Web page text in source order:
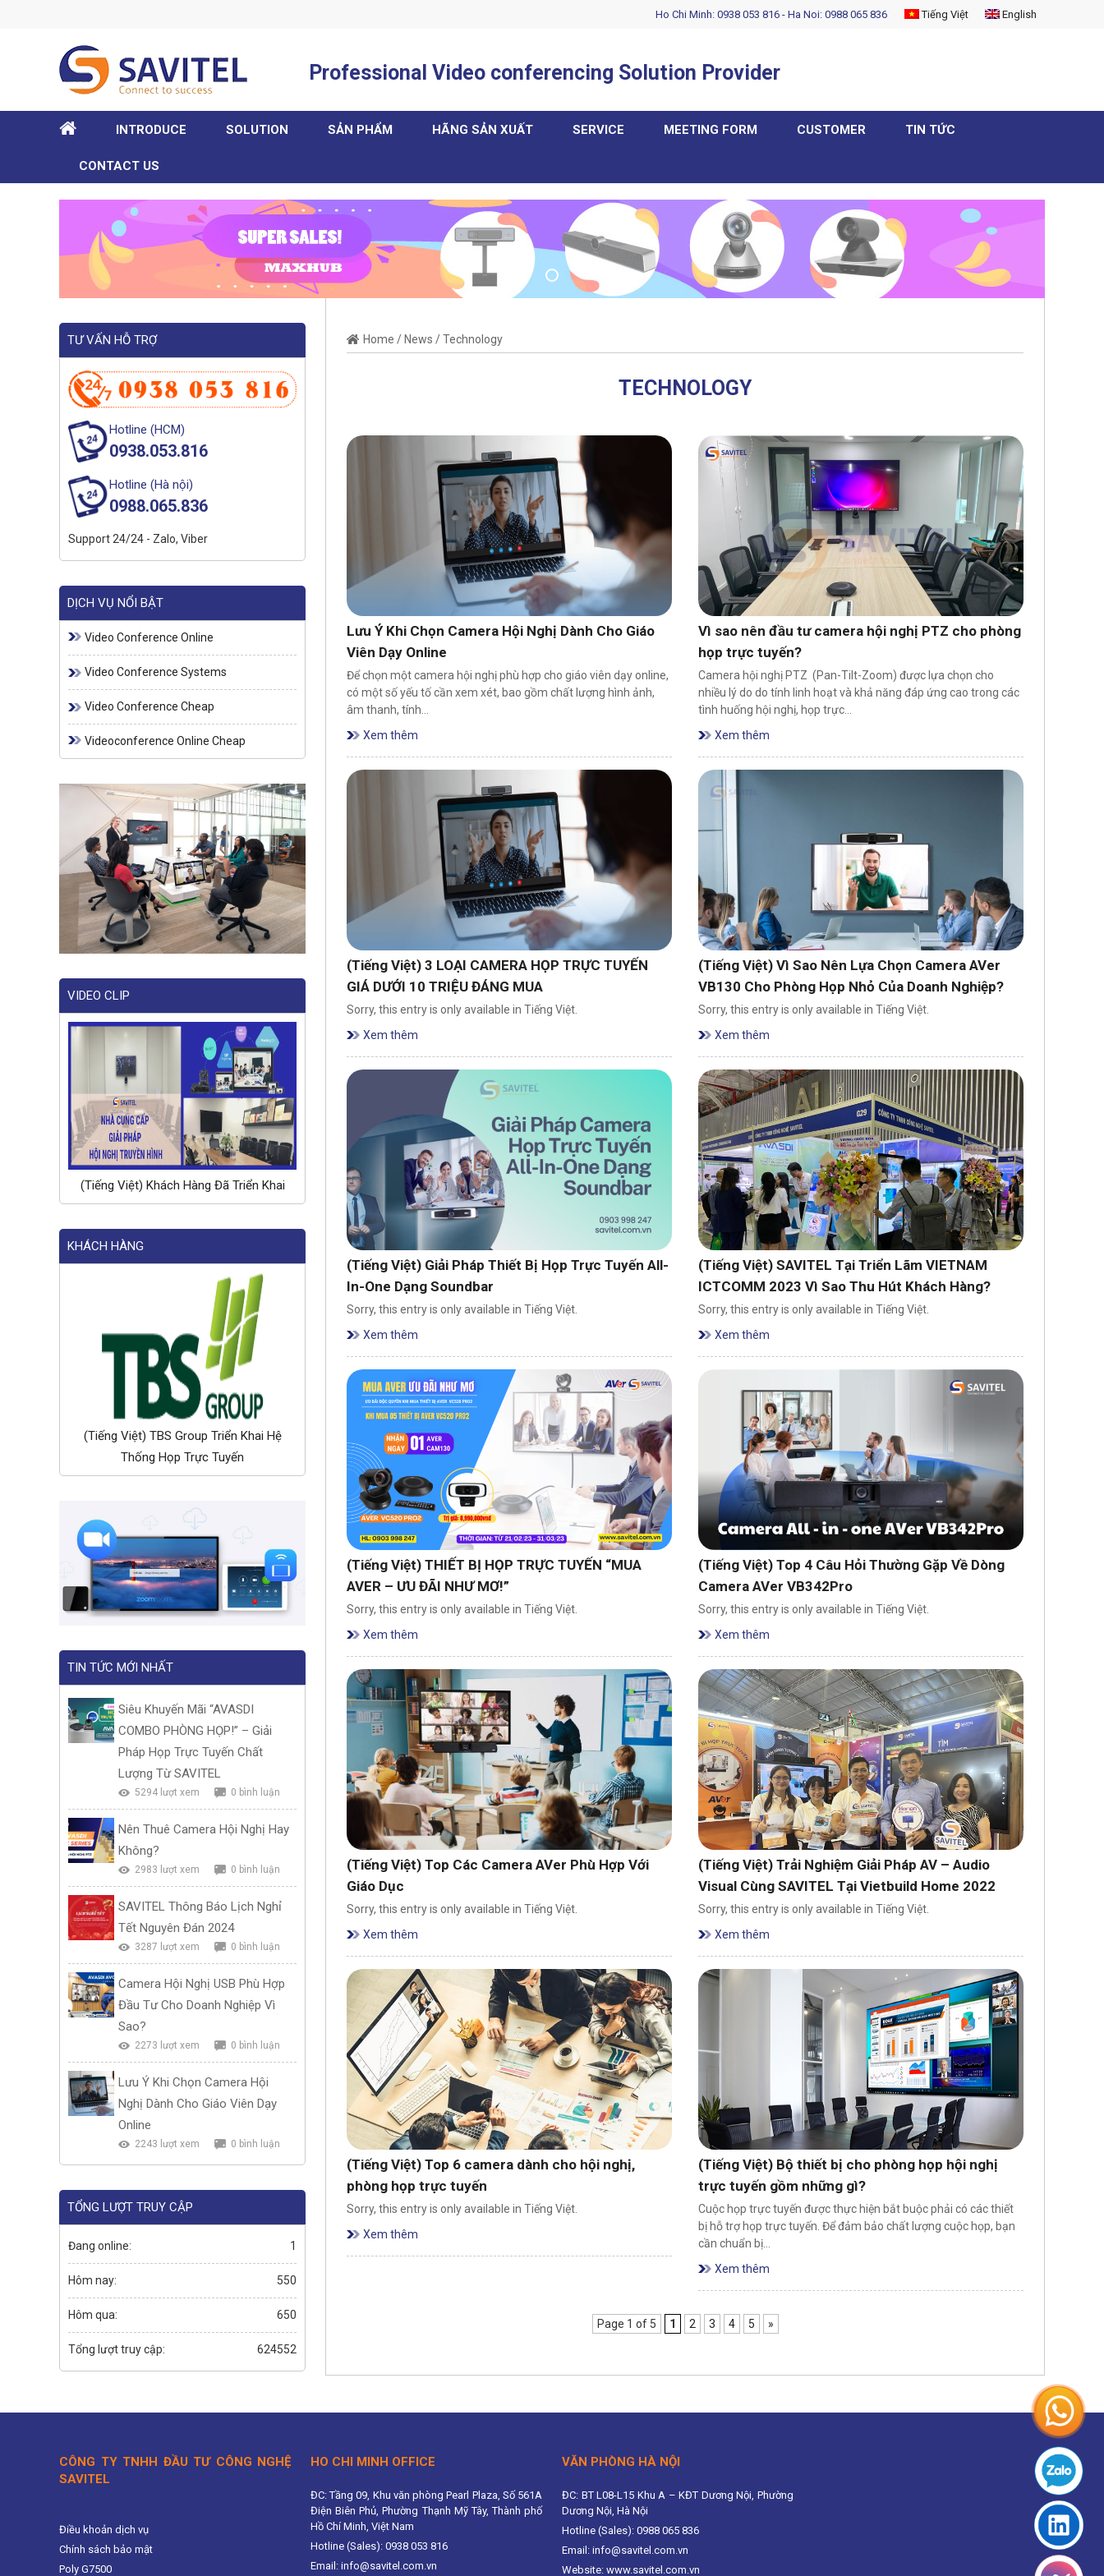
Ho Chi Minh: 0938 053 816 - Ha Noi: 0988 065 836 Tiếng Việt English
Professional Video conferencing Solution Provider
HOME INTRODUCE SOLUTION SẢN PHẨM HÃNG SẢN XUẤT SERVICE MEETING FORM CUSTOMER TIN TỨC
CONTACT US
TƯ VẤN HỖ TRỢ
Hotline (HCM)
0938.053.816
Hotline (Hà nội)
0988.065.836
Support 24/24 - Zalo, Viber
DỊCH VỤ NỔI BẬT
Video Conference Online
Video Conference Systems
Video Conference Cheap
Videoconference Online Cheap
VIDEO CLIP
(Tiếng Việt) Khách Hàng Đã Triển Khai
KHÁCH HÀNG
(Tiếng Việt) TBS Group Triển Khai Hệ
Thống Họp Trực Tuyến
TIN TỨC MỚI NHẤT
Siêu Khuyến Mãi “AVASDI
COMBO PHÒNG HỌP!” – Giải
Pháp Họp Trực Tuyến Chất
Lượng Từ SAVITEL
5294 lượt xem 0 bình luận
Nên Thuê Camera Hội Nghị Hay
Không?
2983 lượt xem 0 bình luận
SAVITEL Thông Báo Lịch Nghỉ
Tết Nguyên Đán 2024
3287 lượt xem 0 bình luận
Camera Hội Nghị USB Phù Hợp
Đầu Tư Cho Doanh Nghiệp Vì
Sao?
2273 lượt xem 0 bình luận
Lưu Ý Khi Chọn Camera Hội
Nghị Dành Cho Giáo Viên Dạy
Online
2243 lượt xem 0 bình luận
TỔNG LƯỢT TRUY CẬP
Đang online: 1
Hôm nay: 550
Hôm qua: 650
Tổng lượt truy cập: 624552
Home / News /Technology
TECHNOLOGY
Lưu Ý Khi Chọn Camera Hội Nghị Dành Cho Giáo
Viên Dạy Online
Để chọn một camera hội nghị phù hợp cho giáo viên dạy online,
có một số yếu tố cần xem xét, bao gồm chất lượng hình ảnh,
âm thanh, tính…
Xem thêm
Vì sao nên đầu tư camera hội nghị PTZ cho phòng
họp trực tuyến?
Camera hội nghị PTZ (Pan-Tilt-Zoom) được lựa chọn cho
nhiều lý do do tính linh hoạt và khả năng đáp ứng cao trong các
tình huống hội nghị, họp trực…
Xem thêm
(Tiếng Việt) 3 LOẠI CAMERA HỌP TRỰC TUYẾN
GIÁ DƯỚI 10 TRIỆU ĐÁNG MUA
Sorry, this entry is only available in Tiếng Việt.
Xem thêm
(Tiếng Việt) Vì Sao Nên Lựa Chọn Camera AVer
VB130 Cho Phòng Họp Nhỏ Của Doanh Nghiệp?
Sorry, this entry is only available in Tiếng Việt.
Xem thêm
(Tiếng Việt) Giải Pháp Thiết Bị Họp Trực Tuyến All-
In-One Dạng Soundbar
Sorry, this entry is only available in Tiếng Việt.
Xem thêm
(Tiếng Việt) SAVITEL Tại Triển Lãm VIETNAM
ICTCOMM 2023 Vì Sao Thu Hút Khách Hàng?
Sorry, this entry is only available in Tiếng Việt.
Xem thêm
(Tiếng Việt) THIẾT BỊ HỌP TRỰC TUYẾN “MUA
AVER – ƯU ĐÃI NHƯ MƠ!”
Sorry, this entry is only available in Tiếng Việt.
Xem thêm
(Tiếng Việt) Top 4 Câu Hỏi Thường Gặp Về Dòng
Camera AVer VB342Pro
Sorry, this entry is only available in Tiếng Việt.
Xem thêm
(Tiếng Việt) Top Các Camera AVer Phù Hợp Với
Giáo Dục
Sorry, this entry is only available in Tiếng Việt.
Xem thêm
(Tiếng Việt) Trải Nghiệm Giải Pháp AV – Audio
Visual Cùng SAVITEL Tại Vietbuild Home 2022
Sorry, this entry is only available in Tiếng Việt.
Xem thêm
(Tiếng Việt) Top 6 camera dành cho hội nghị,
phòng họp trực tuyến
Sorry, this entry is only available in Tiếng Việt.
Xem thêm
(Tiếng Việt) Bộ thiết bị cho phòng họp hội nghị
trực tuyến gồm những gì?
Cuộc họp trực tuyến được thực hiện bắt buộc phải có các thiết
bị hỗ trợ họp trực tuyến. Để đảm bảo chất lượng cuộc họp, bạn
cần chuẩn bị…
Xem thêm
Page 1 of 5 1 2 3 4 5 »
CÔNG TY TNHH ĐẦU TƯ CÔNG NGHỆ
SAVITEL
Điều khoản dịch vụ
Chính sách bảo mật
Poly G7500
HO CHI MINH OFFICE
ĐC: Tầng 09, Khu văn phòng Pearl Plaza, Số 561A
Điện Biên Phủ, Phường Thạnh Mỹ Tây, Thành phố
Hồ Chí Minh, Việt Nam
Hotline (Sales): 0938 053 816
Email: info@savitel.com.vn
VĂN PHÒNG HÀ NỘI
ĐC: BT L08-L15 Khu A – KĐT Dương Nội, Phường
Dương Nội, Hà Nội
Hotline (Sales): 0988 065 836
Email: info@savitel.com.vn
Website: www.savitel.com.vn